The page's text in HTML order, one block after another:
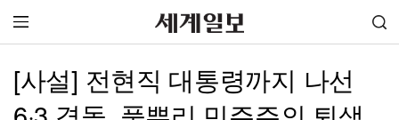
[사설] 전현직 대통령까지 나선